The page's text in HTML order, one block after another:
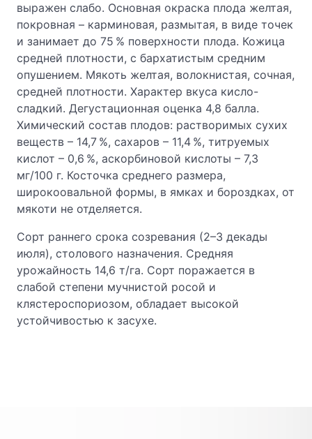
выражен слабо. Основная окраска плода желтая,
покровная – карминовая, размытая, в виде точек
и занимает до 75 % поверхности плода. Кожица
средней плотности, с бархатистым средним
опушением. Мякоть желтая, волокнистая, сочная,
средней плотности. Характер вкуса кисло-
сладкий. Дегустационная оценка 4,8 балла.
Химический состав плодов: растворимых сухих
веществ – 14,7 %, сахаров – 11,4 %, титруемых
кислот – 0,6 %, аскорбиновой кислоты – 7,3
мг/100 г. Косточка среднего размера,
широкоовальной формы, в ямках и бороздках, от
мякоти не отделяется.
Сорт раннего срока созревания (2–3 декады
июля), столового назначения. Средняя
урожайность 14,6 т/га. Сорт поражается в
слабой степени мучнистой росой и
клястероспориозом, обладает высокой
устойчивостью к засухе.